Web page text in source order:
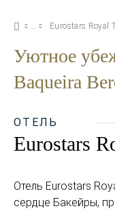
Eurostars Royal
Уютное
Baqueira
ОТЕЛЬ
Eurostars
Отель Eurostars
сердце Бакейры,